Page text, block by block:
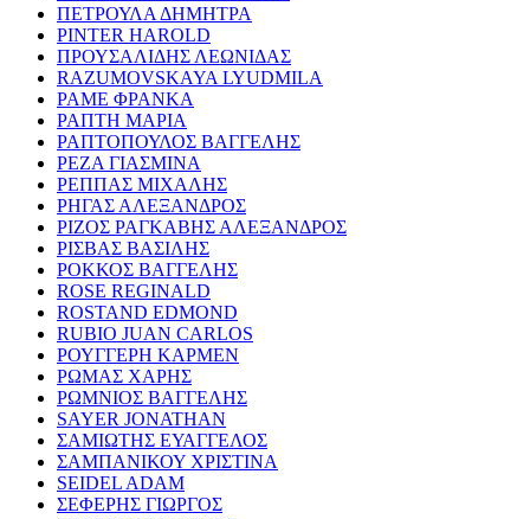
ΠΕΤΡΟΥΛΑ ΔΗΜΗΤΡΑ
PINTER HAROLD
ΠΡΟΥΣΑΛΙΔΗΣ ΛΕΩΝΙΔΑΣ
RAZUMOVSKAYA LYUDMILA
ΡΑΜΕ ΦΡΑΝΚΑ
ΡΑΠΤΗ ΜΑΡΙΑ
ΡΑΠΤΟΠΟΥΛΟΣ ΒΑΓΓΕΛΗΣ
ΡΕΖΑ ΓΙΑΣΜΙΝΑ
ΡΕΠΠΑΣ ΜΙΧΑΛΗΣ
ΡΗΓΑΣ ΑΛΕΞΑΝΔΡΟΣ
ΡΙΖΟΣ ΡΑΓΚΑΒΗΣ ΑΛΕΞΑΝΔΡΟΣ
ΡΙΣΒΑΣ ΒΑΣΙΛΗΣ
ΡΟΚΚΟΣ ΒΑΓΓΕΛΗΣ
ROSE REGINALD
ROSTAND EDMOND
RUBIO JUAN CARLOS
ΡΟΥΓΓΕΡΗ ΚΑΡΜΕΝ
ΡΩΜΑΣ ΧΑΡΗΣ
ΡΩΜΝΙΟΣ ΒΑΓΓΕΛΗΣ
SAYER JONATHAN
ΣΑΜΙΩΤΗΣ ΕΥΑΓΓΕΛΟΣ
ΣΑΜΠΑΝΙΚΟΥ ΧΡΙΣΤΙΝΑ
SEIDEL ADAM
ΣΕΦΕΡΗΣ ΓΙΩΡΓΟΣ